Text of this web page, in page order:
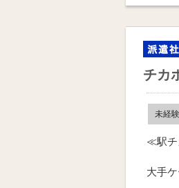
チカ
未経
≪駅チ
大手